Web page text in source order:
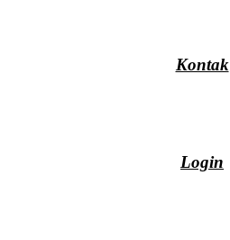
Kontak
Login